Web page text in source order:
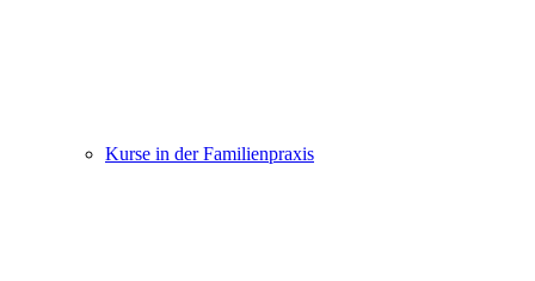
Kurse in der Familienpraxis